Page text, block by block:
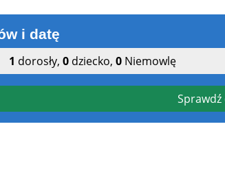
i datę
1 dorosły,0 dziecko,0 Niemowlę